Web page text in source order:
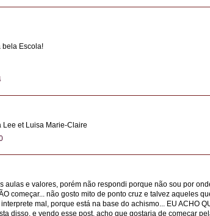
bela Escola!
Lee et Luisa Marie-Claire
aulas e valores, porém não respondi porque não sou por
começar... não gosto mito de ponto cruz e talvez aqueles
mal, porque está na base do achismo... EU ACHO
disso, e vendo esse post, acho que gostaria de começar